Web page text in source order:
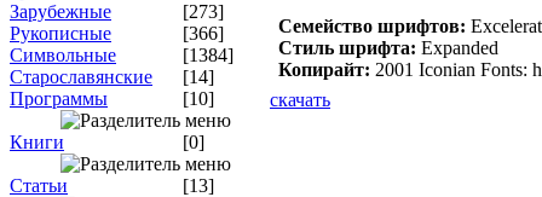
Зарубежные
[273]
Рукописные
[366]
Символьные
[1384]
Старославянские
[14]
Программы
[10]
Книги [0]
Статьи [13]
Семейство шрифтов:
Стиль шрифта: Expanded
Копирайт: 2001 Iconian Fonts:
скачать